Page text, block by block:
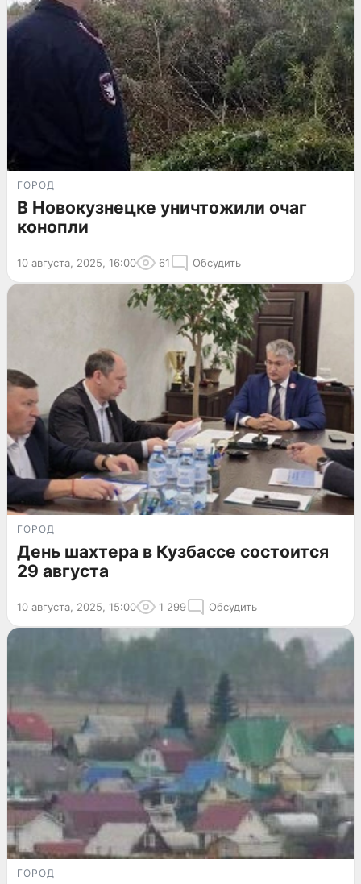
ГОРОД
В Новокузнецке уничтожили очаг
конопли
10 августа, 2025, 16:00 61 Обсудить
ГОРОД
День шахтера в Кузбассе состоится
29 августа
10 августа, 2025, 15:00 1 299 Обсудить
ГОРОД